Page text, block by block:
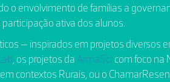
o envolvimento de famílias a
ativa dos alunos.
— inspirados em projetos diversos
, os projetos da ArmaSci com foco na
contextos Rurais, ou o